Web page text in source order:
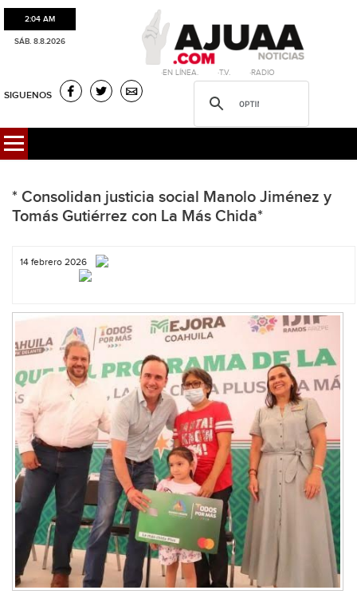
2:04 AM
SÁB. 8.8.2026
·EN LÍNEA. ·T.V. ·RADIO
SIGUENOS
* Consolidan justicia social Manolo Jiménez y
Tomás Gutiérrez con La Más Chida*
14 febrero 2026